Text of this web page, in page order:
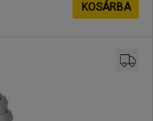
KOSÁRBA